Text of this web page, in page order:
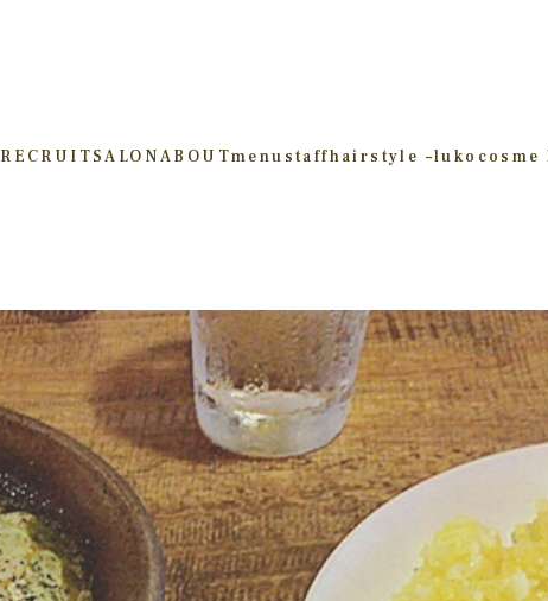
RECRUITSALONABOUTmenu staffhairstyle –luko